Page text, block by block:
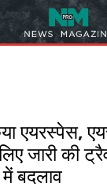
एयरस्पेस,
जारी की
बदलाव